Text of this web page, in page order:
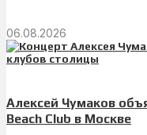
06.08.2026
Алексей Чумаков
Beach Club в Москве